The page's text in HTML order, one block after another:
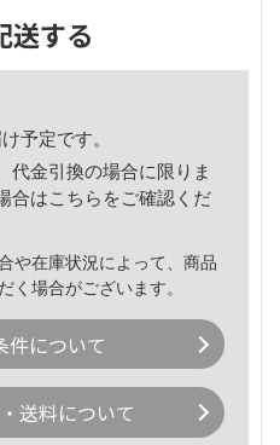
送する
予定です。
代金引換の場合に限りま
合はこちら をご確認くだ
や在庫状況によって、商品
く場合がございます。
件について
送料について